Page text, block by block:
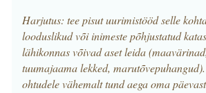
Harjutus: tee pisut uurimistööd selle
looduslikud või inimeste põhjustatud
lähikonnas võivad aset leida
tuumajaama lekked,
ohtudele vähemalt tund aega oma